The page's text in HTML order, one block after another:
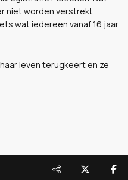
niet worden verstrekt
wat iedereen vanaf 16 jaar
leven terugkeert en ze